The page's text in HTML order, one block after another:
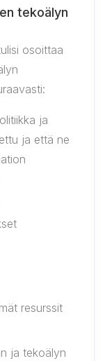
tekoälyn
osoittaa
ja
ja että ne
resurssit
ja tekoälyn